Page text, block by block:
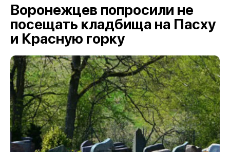
Воронежцев попросили не
посещать кладбища на Пасху
и Красную горку